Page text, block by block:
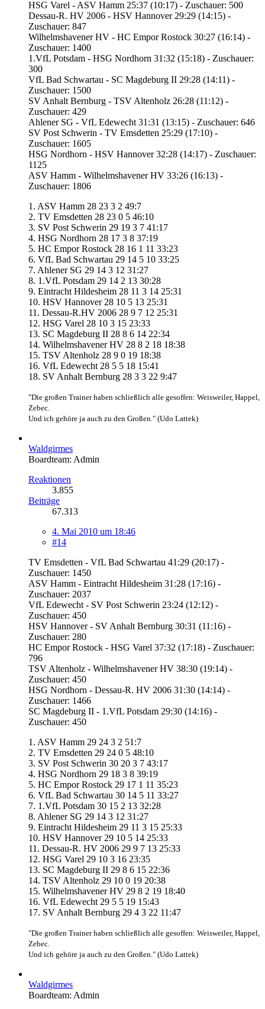
HSG Varel - ASV Hamm 25:37 (10:17) - Zuschauer: 500
Dessau-R. HV 2006 - HSV Hannover 29:29 (14:15) -
Zuschauer: 847
Wilhelmshavener HV - HC Empor Rostock 30:27 (16:14) -
Zuschauer: 1400
1.VfL Potsdam - HSG Nordhorn 31:32 (15:18) - Zuschauer:
300
VfL Bad Schwartau - SC Magdeburg II 29:28 (14:11) -
Zuschauer: 1500
SV Anhalt Bernburg - TSV Altenholz 26:28 (11:12) -
Zuschauer: 429
Ahlener SG - VfL Edewecht 31:31 (13:15) - Zuschauer: 646
SV Post Schwerin - TV Emsdetten 25:29 (17:10) -
Zuschauer: 1605
HSG Nordhorn - HSV Hannover 32:28 (14:17) - Zuschauer:
1125
ASV Hamm - Wilhelmshavener HV 33:26 (16:13) -
Zuschauer: 1806
1. ASV Hamm 28 23 3 2 49:7
2. TV Emsdetten 28 23 0 5 46:10
3. SV Post Schwerin 29 19 3 7 41:17
4. HSG Nordhorn 28 17 3 8 37:19
5. HC Empor Rostock 28 16 1 11 33:23
6. VfL Bad Schwartau 29 14 5 10 33:25
7. Ahlener SG 29 14 3 12 31:27
8. 1.VfL Potsdam 29 14 2 13 30:28
9. Eintracht Hildesheim 28 11 3 14 25:31
10. HSV Hannover 28 10 5 13 25:31
11. Dessau-R.HV 2006 28 9 7 12 25:31
12. HSG Varel 28 10 3 15 23:33
13. SC Magdeburg II 28 8 6 14 22:34
14. Wilhelmshavener HV 28 8 2 18 18:38
15. TSV Altenholz 28 9 0 19 18:38
16. VfL Edewecht 28 5 5 18 15:41
18. SV Anhalt Bernburg 28 3 3 22 9:47
"Die großen Trainer haben schließlich alle gesoffen: Weisweiler, Happel,
Zebec.
Und ich gehöre ja auch zu den Großen." (Udo Lattek)
Waldgirmes
Boardteam: Admin
Reaktionen
3.855
Beiträge
67.313
4. Mai 2010 um 18:46
#14
TV Emsdetten - VfL Bad Schwartau 41:29 (20:17) -
Zuschauer: 1450
ASV Hamm - Eintracht Hildesheim 31:28 (17:16) -
Zuschauer: 2037
VfL Edewecht - SV Post Schwerin 23:24 (12:12) -
Zuschauer: 450
HSV Hannover - SV Anhalt Bernburg 30:31 (11:16) -
Zuschauer: 280
HC Empor Rostock - HSG Varel 37:32 (17:18) - Zuschauer:
796
TSV Altenholz - Wilhelmshavener HV 38:30 (19:14) -
Zuschauer: 450
HSG Nordhorn - Dessau-R. HV 2006 31:30 (14:14) -
Zuschauer: 1466
SC Magdeburg II - 1.VfL Potsdam 29:30 (14:16) -
Zuschauer: 450
1. ASV Hamm 29 24 3 2 51:7
2. TV Emsdetten 29 24 0 5 48:10
3. SV Post Schwerin 30 20 3 7 43:17
4. HSG Nordhorn 29 18 3 8 39:19
5. HC Empor Rostock 29 17 1 11 35:23
6. VfL Bad Schwartau 30 14 5 11 33:27
7. 1.VfL Potsdam 30 15 2 13 32:28
8. Ahlener SG 29 14 3 12 31:27
9. Eintracht Hildesheim 29 11 3 15 25:33
10. HSV Hannover 29 10 5 14 25:33
11. Dessau-R. HV 2006 29 9 7 13 25:33
12. HSG Varel 29 10 3 16 23:35
13. SC Magdeburg II 29 8 6 15 22:36
14. TSV Altenholz 29 10 0 19 20:38
15. Wilhelmshavener HV 29 8 2 19 18:40
16. VfL Edewecht 29 5 5 19 15:43
17. SV Anhalt Bernburg 29 4 3 22 11:47
"Die großen Trainer haben schließlich alle gesoffen: Weisweiler, Happel,
Zebec.
Und ich gehöre ja auch zu den Großen." (Udo Lattek)
Waldgirmes
Boardteam: Admin